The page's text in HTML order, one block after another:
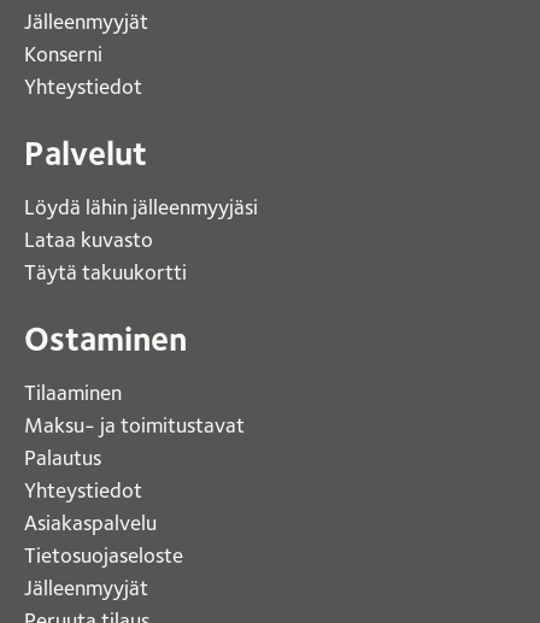
Jälleenmyyjät
Konserni
Yhteystiedot
Palvelut
Löydä lähin jälleenmyyjäsi
Lataa kuvasto
Täytä takuukortti
Ostaminen
Tilaaminen
Maksu- ja toimitustavat
Palautus
Yhteystiedot
Asiakaspalvelu
Tietosuojaseloste
Jälleenmyyjät